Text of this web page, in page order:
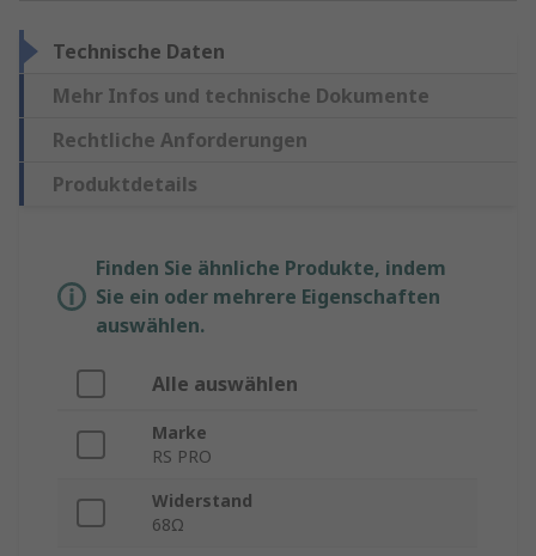
Technische Daten
Mehr Infos und technische Dokumente
Rechtliche Anforderungen
Produktdetails
Finden Sie ähnliche Produkte, indem
Sie ein oder mehrere Eigenschaften
auswählen.
Alle auswählen
Marke
RS PRO
Widerstand
68Ω